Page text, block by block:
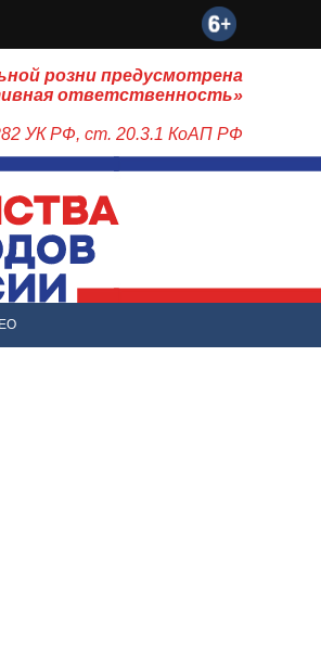
розни предусмотрена
ответственность»
УК РФ, ст. 20.3.1 КоАП РФ